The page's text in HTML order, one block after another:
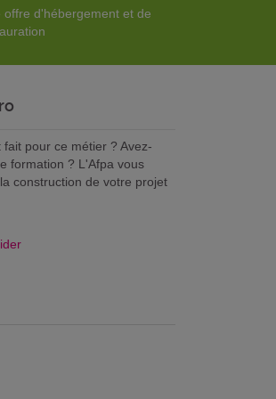
offre d'hébergement et de
pour ce métier ? Avez-
formation ? L'Afpa vous
construction de votre projet